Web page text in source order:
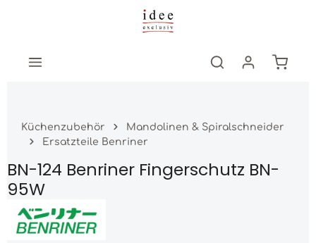
Zum Hauptinhalt springen
Küchenzubehör
Mandolinen & Spiralschneider
Ersatzteile Benriner
BN-124 Benriner Fingerschutz BN-
95W